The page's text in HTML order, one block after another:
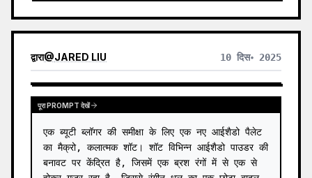
द्वारा@JARED LIU 10 दिस॰ 2025
पूरा PROMPT देखें
एक ब्यूटी ब्लॉगर की समीक्षा के लिए एक नए आईशैडो पैलेट
का मैक्रो, कलात्मक शॉट। शॉट विभिन्न आईशैडो पाउडर की
बनावट पर केंद्रित है, जिसमें एक ब्रश रंगों में से एक से